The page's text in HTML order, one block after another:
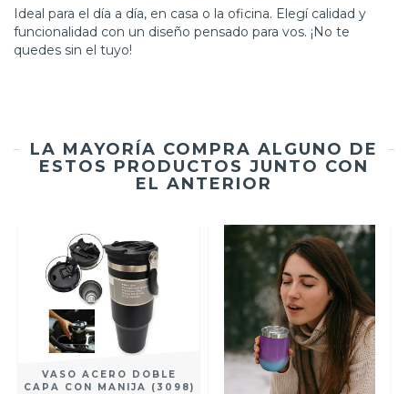
Ideal para el día a día, en casa o la oficina. Elegí calidad y
funcionalidad con un diseño pensado para vos. ¡No te
quedes sin el tuyo!
LA MAYORÍA COMPRA ALGUNO DE
ESTOS PRODUCTOS JUNTO CON
EL ANTERIOR
VASO ACERO DOBLE
CAPA CON MANIJA (3098)